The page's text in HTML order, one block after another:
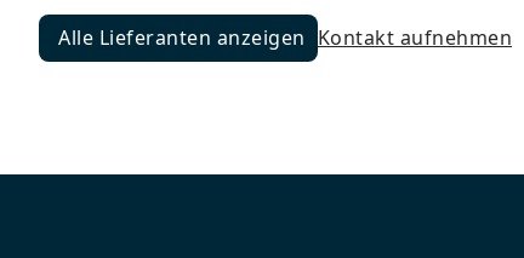
Alle Lieferanten anzeigen
Alle Lieferanten anzeigen
Kontakt aufnehmen